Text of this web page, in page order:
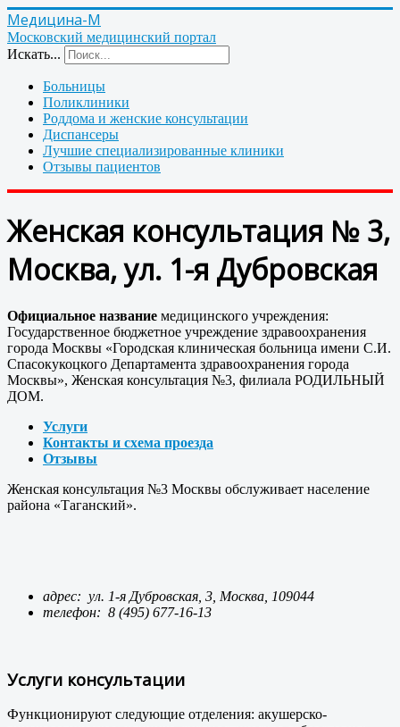
Медицина-М
Московский медицинский портал
Искать...
Больницы
Поликлиники
Роддома и женские консультации
Диспансеры
Лучшие специализированные клиники
Отзывы пациентов
Женская консультация № 3,
Москва, ул. 1-я Дубровская
Официальное название медицинского учреждения:
Государственное бюджетное учреждение здравоохранения
города Москвы «Городская клиническая больница имени С.И.
Спасокукоцкого Департамента здравоохранения города
Москвы», Женская консультация №3, филиала РОДИЛЬНЫЙ
ДОМ.
Услуги
Контакты и схема проезда
Отзывы
Женская консультация №3 Москвы обслуживает население
района «Таганский».
адрес: ул. 1-я Дубровская, 3, Москва, 109044
телефон: 8 (495) 677-16-13
Услуги консультации
Функционируют следующие отделения: акушерско-